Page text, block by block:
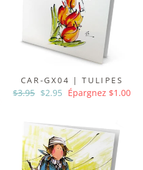
CAR-GX04 | TULIPES
Prix
$3.95 Prix
$2.95 Épargnez $1.00